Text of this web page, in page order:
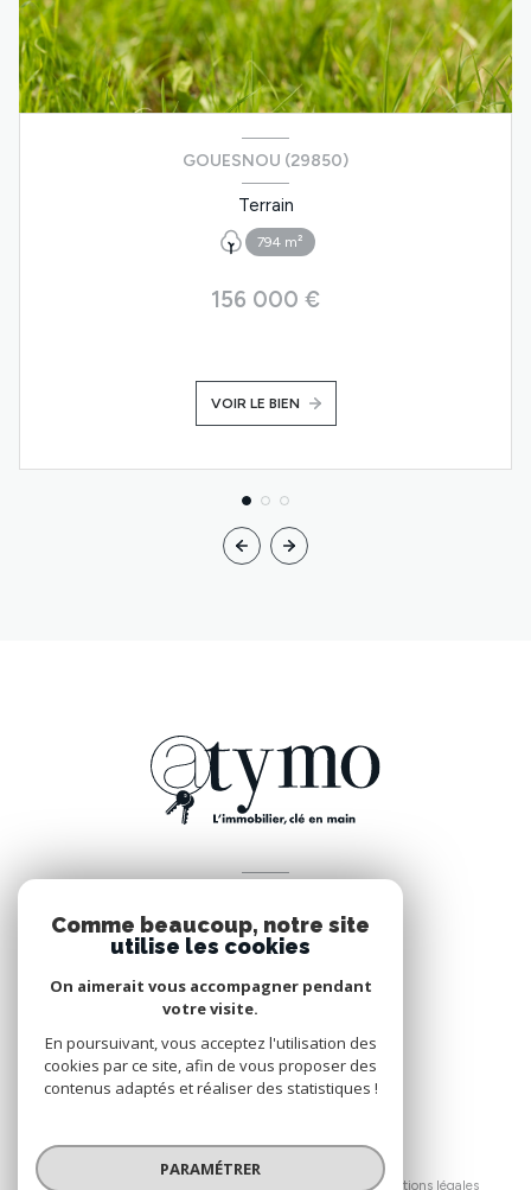
GOUESNOU (29850)
Terrain
794 m²
156 000 €
VOIR LE BIEN
Espace propriétaire
Mentions légales
Comme beaucoup, notre site
utilise les cookies
On aimerait vous accompagner pendant
votre visite.
En poursuivant, vous acceptez l'utilisation des
cookies par ce site, afin de vous proposer des
contenus adaptés et réaliser des statistiques !
PARAMÉTRER